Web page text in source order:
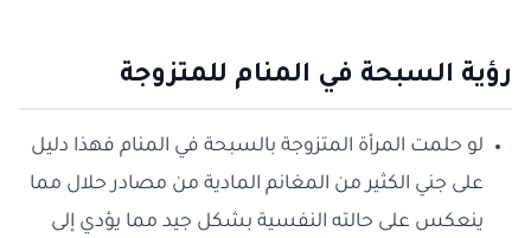
رؤية السبحة في المنام للمتزوجة
لو حلمت المرأة المتزوجة بالسبحة في المنام فهذا دليل
على جني الكثير من المغانم المادية من مصادر حلال مما
ينعكس على حالته النفسية بشكل جيد مما يؤدي إلى